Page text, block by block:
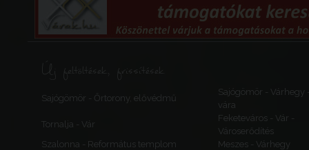
Új feltöltések, frissítések
Sajógömör - Őrtorony, elővédmű
Sajógömör - Várhegy
vára
Tornalja - Vár
Feketeváros - Vár -
Városerődítés
Szalonna - Református templom
Meszes - Várhegy